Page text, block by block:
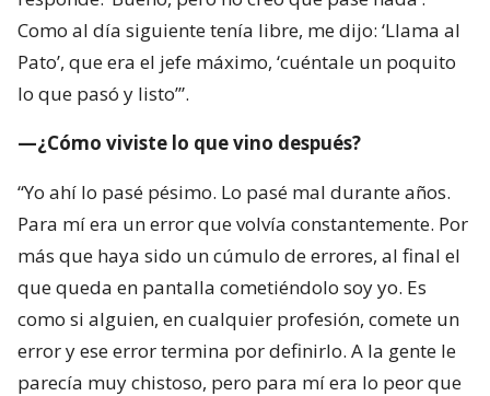
“Yo ahí lo pasé pésimo. Lo pasé mal durante años.
Para mí era un error que volvía constantemente. Por
más que haya sido un cúmulo de errores, al final el
que queda en pantalla cometiéndolo soy yo. Es
como si alguien, en cualquier profesión, comete un
error y ese error termina por definirlo. A la gente le
parecía muy chistoso, pero para mí era lo peor que
me podía haber pasado”.
—¿La gente te lo recordaba mucho?
“Llegué a momentos en que iba a un supermercado
y tenía que sacarme fotos con los empaquetadores.